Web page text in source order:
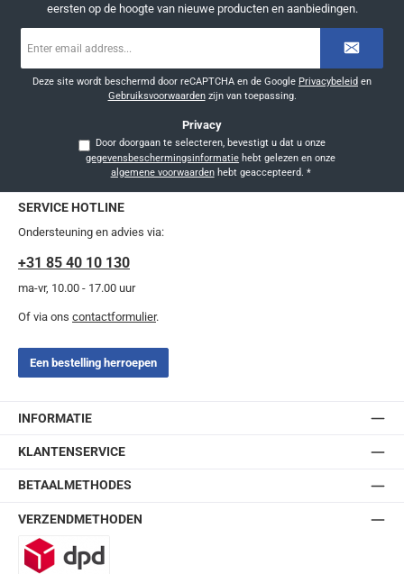
eersten op de hoogte van nieuwe producten en aanbiedingen.
mailadres
Deze site wordt beschermd door reCAPTCHA en de Google Privacybeleid en
Gebruiksvoorwaardenzijn van toepassing.
Privacy
Door doorgaan te selecteren, bevestigt u dat u onze
gegevensbeschermingsinformatie
algemene voorwaardenhebt geaccepteerd. *
SERVICE HOTLINE
Ondersteuning en advies via:
+31 85 40 10 130
ma-vr, 10.00 - 17.00 uur
Of via ons contactformulier.
Een bestelling herroepen
INFORMATIE
KLANTENSERVICE
BETAALMETHODES
VERZENDMETHODEN